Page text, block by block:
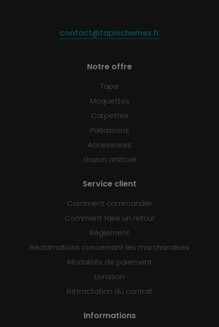
contact@tapischemex.fr
Notre offre
Tapis
Moquettes
Carpettes
Paillassons
Accessoires
Gazon artificiel
Service client
Comment commander
Comment faire un retour
Règlement
Réclamations concernant les marchandises
Modalités de paiement
Livraison
Rétractation du contrat
Informations